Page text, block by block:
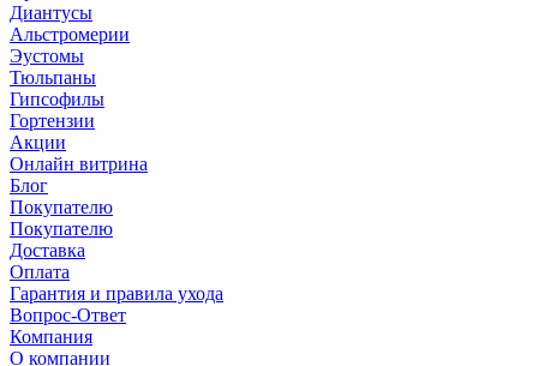
Диантусы
Альстромерии
Эустомы
Тюльпаны
Гипсофилы
Гортензии
Акции
Онлайн витрина
Блог
Покупателю
Покупателю
Доставка
Оплата
Гарантия и правила ухода
Вопрос-Ответ
Компания
О компании